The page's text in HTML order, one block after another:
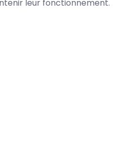
leur fonctionnement.